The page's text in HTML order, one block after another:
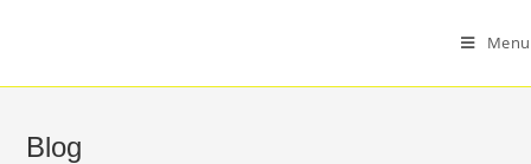
Menu
Blog